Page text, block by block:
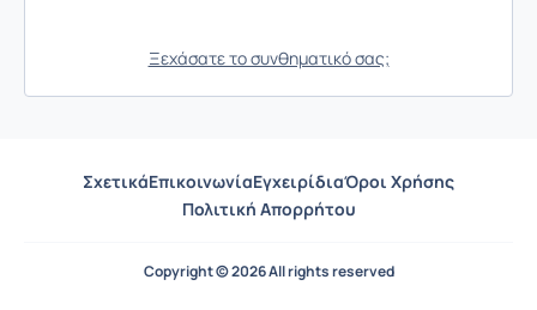
Ξεχάσατε το συνθηματικό σας;
ΣχετικάΕπικοινωνίαΕγχειρίδιαΌροι Χρήσης
Πολιτική Απορρήτου
Copyright © 2026 All rights reserved